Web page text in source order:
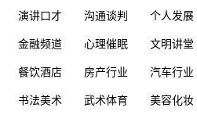
演讲口才 沟通谈判 个人发展
金融频道 心理催眠 文明讲堂
餐饮酒店 房产行业 汽车行业
书法美术 武术体育 美容化妆